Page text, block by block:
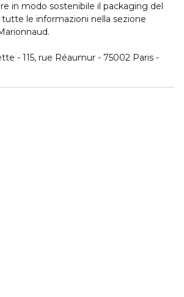
in modo sostenibile il packaging del
le informazioni nella sezione
- 115, rue Réaumur - 75002 Paris -